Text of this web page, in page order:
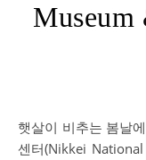
햇살이 비추는 봄날에 버나비에 있는 일본 문화센터인 닛케이
센터(Nikkei